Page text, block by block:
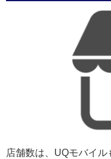
店舗数は、UQモバイ